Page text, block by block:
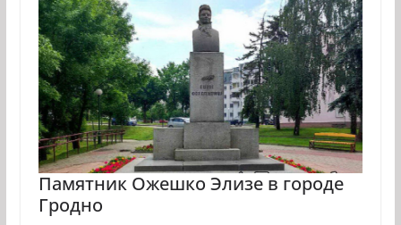
Памятник Ожешко Элизе в городе
Гродно